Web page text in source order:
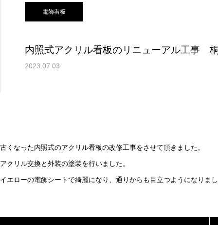
電飾看板
内照式アクリル看板のリニューアル工事
2023.07.03
古くなった内照式のアクリル看板の改修工事をさせて頂きました。
アクリル交換と外装の塗装を行いました。
イエローの電飾シートで綺麗になり、通りからも目立つようになりま